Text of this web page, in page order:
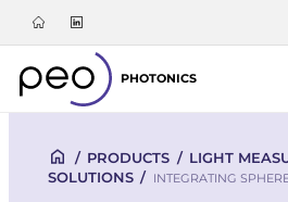
PHOTONICS
/ PRODUCTS / LIGHT
SOLUTIONS / INTEGRATING